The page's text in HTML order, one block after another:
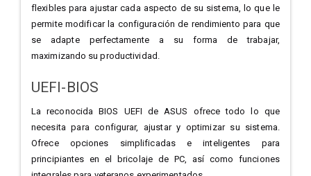
flexibles para ajustar cada aspecto de su sistema, lo que le
permite modificar la configuración de rendimiento para que
se adapte perfectamente a su forma de trabajar,
maximizando su productividad.
UEFI-BIOS
La reconocida BIOS UEFI de ASUS ofrece todo lo que
necesita para configurar, ajustar y optimizar su sistema.
Ofrece opciones simplificadas e inteligentes para
principiantes en el bricolaje de PC, así como funciones